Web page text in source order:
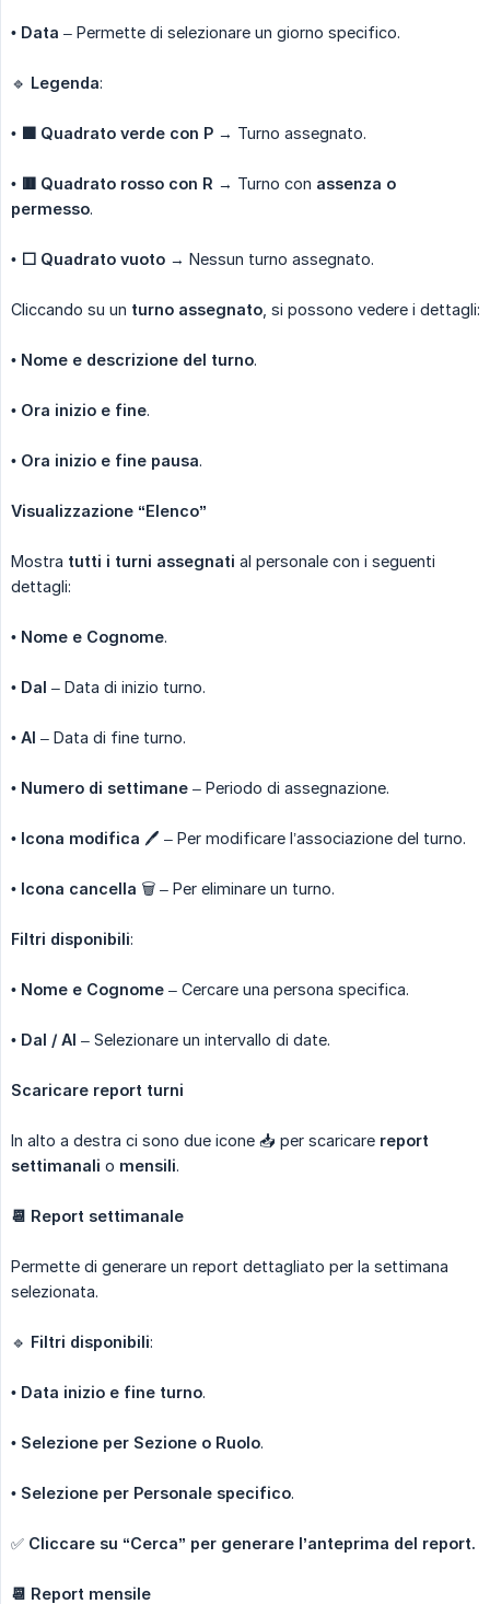
• Data – Permette di selezionare un giorno specifico.
🔹 Legenda:
• 🟩 Quadrato verde con P → Turno assegnato.
• 🟥 Quadrato rosso con R → Turno con assenza o
permesso.
• ⬜ Quadrato vuoto → Nessun turno assegnato.
Cliccando su un turno assegnato , si possono vedere i dettagli:
• Nome e descrizione del turno.
• Ora inizio e fine.
• Ora inizio e fine pausa.
Visualizzazione “Elenco”
Mostra tutti i turni assegnati al personale con i seguenti
dettagli:
• Nome e Cognome.
• Dal – Data di inizio turno.
• Al – Data di fine turno.
• Numero di settimane – Periodo di assegnazione.
• Icona modifica 🖊 – Per modificare l’associazione del turno.
• Icona cancella 🗑 – Per eliminare un turno.
Filtri disponibili:
• Nome e Cognome – Cercare una persona specifica.
• Dal / Al – Selezionare un intervallo di date.
Scaricare report turni
In alto a destra ci sono due icone 📥 per scaricare report
settimanali o mensili.
📆 Report settimanale
Permette di generare un report dettagliato per la settimana
selezionata.
🔹 Filtri disponibili:
• Data inizio e fine turno.
• Selezione per Sezione o Ruolo.
• Selezione per Personale specifico.
✅ Cliccare su “Cerca” per generare l’anteprima del report.
📆 Report mensile